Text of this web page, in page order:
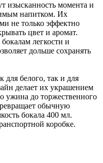
изысканность момента и
напитком. Их
не только эффектно
цвет и аромат.
легкости и
дольше сохранять
для белого, так и для
делает их украшением
ужина до торжественного
обычную
бокала 400 мл.
коробке.